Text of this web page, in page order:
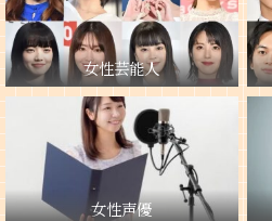
女性芸能人
女性声優